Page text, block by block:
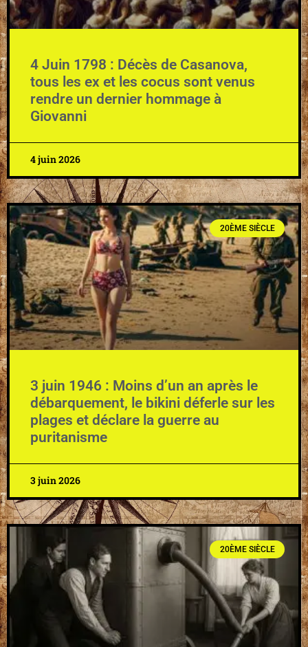
4 Juin 1798 : Décès de Casanova,
tous les ex et les cocus sont venus
rendre un dernier hommage à
Giovanni
4 juin 2026
20ÈME SIÈCLE
3 juin 1946 : Moins d’un an après le
débarquement, le bikini déferle sur les
plages et déclare la guerre au
puritanisme
3 juin 2026
20ÈME SIÈCLE